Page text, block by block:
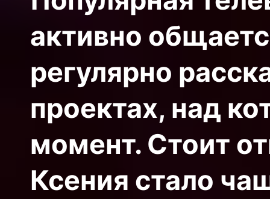
активно
регулярно
проектах, над
момент. Стоит
Ксения стало